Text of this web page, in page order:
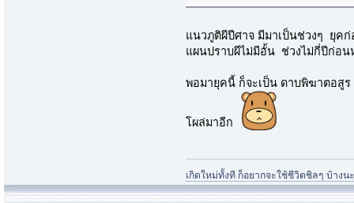
แนวภูติผีปีศาจ มีมาเป็นช่วงๆ ยุค
แผนปราบผีไม่มีอั้น ช่วงไม่กี่ปีก่อน
พอมายุคนี้ ก็จะเป็น ดาบพิฆาตอสู
โผล่มาอีก
เกิดใหม่ทั้งที ก็อยากจะใช้ชีวิตชิลๆ บ้างน